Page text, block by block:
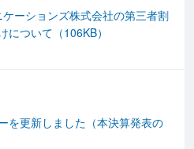
ーションズ株式会社の第三者割
について（106KB）
を更新しました（本決算発表の